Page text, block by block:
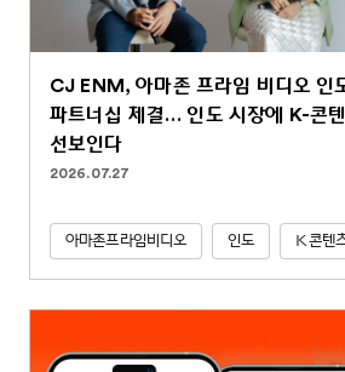
CJ ENM, 아마존 프라임 비디오 인
파트너십 체결… 인도 시장에 K-콘
선보인다
2026.07.27
아마존프라임비디오 인도 K콘텐